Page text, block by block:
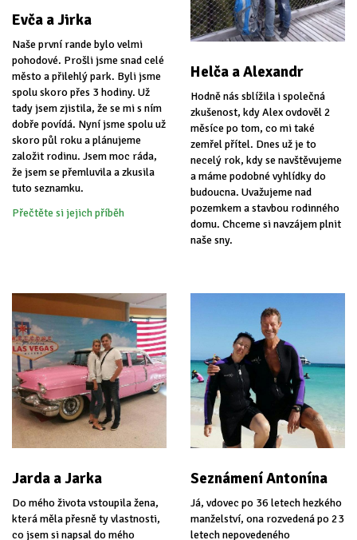
Evča a Jirka
Naše první rande bylo velmi
pohodové. Prošli jsme snad celé
město a přilehlý park. Byli jsme
spolu skoro přes 3 hodiny. Už
tady jsem zjistila, že se mi s ním
dobře povídá. Nyní jsme spolu už
skoro půl roku a plánujeme
založit rodinu. Jsem moc ráda,
že jsem se přemluvila a zkusila
tuto seznamku.
Přečtěte si jejich příběh
Helča a Alexandr
Hodně nás sblížila i společná
zkušenost, kdy Alex ovdověl 2
měsíce po tom, co mi také
zemřel přítel. Dnes už je to
necelý rok, kdy se navštěvujeme
a máme podobné vyhlídky do
budoucna. Uvažujeme nad
pozemkem a stavbou rodinného
domu. Chceme si navzájem plnit
naše sny.
Jarda a Jarka
Do mého života vstoupila žena,
která měla přesně ty vlastnosti,
co jsem si napsal do mého
Seznámení Antonína
Já, vdovec po 36 letech hezkého
manželství, ona rozvedená po 23
letech nepovedeného